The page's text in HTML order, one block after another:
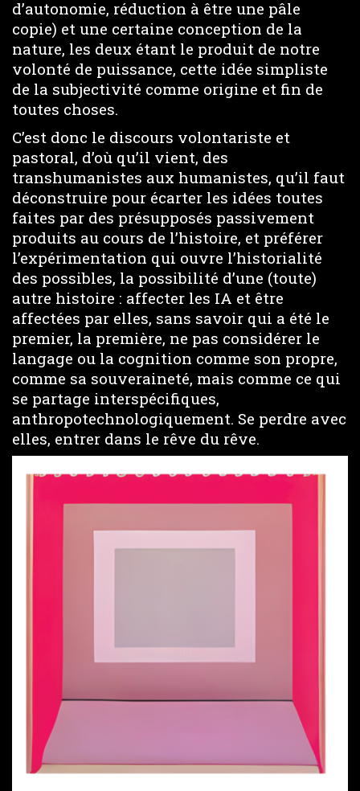
d’autonomie, réduction à être une pâle
copie) et une certaine conception de la
nature, les deux étant le produit de notre
volonté de puissance, cette idée simpliste
de la subjectivité comme origine et fin de
toutes choses.
C’est donc le discours volontariste et
pastoral, d’où qu’il vient, des
transhumanistes aux humanistes, qu’il faut
déconstruire pour écarter les idées toutes
faites par des présupposés passivement
produits au cours de l’histoire, et préférer
l’expérimentation qui ouvre l’historialité
des possibles, la possibilité d’une (toute)
autre histoire : affecter les IA et être
affectées par elles, sans savoir qui a été le
premier, la première, ne pas considérer le
langage ou la cognition comme son propre,
comme sa souveraineté, mais comme ce qui
se partage interspécifiques,
anthropotechnologiquement. Se perdre avec
elles, entrer dans le rêve du rêve.